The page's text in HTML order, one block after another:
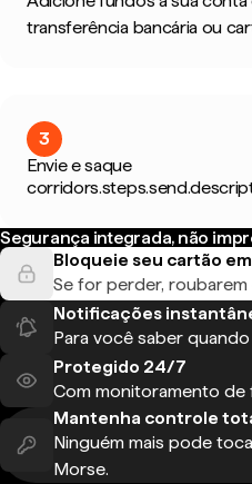
transferência bancária ou
3
Envie e saque
Segurança integrada, não
Bloqueie seu cartão
Se for perder,
Notificações
Para você saber
Protegido 24/7
Com monitoramento de
Mantenha controle
Ninguém mais pode
Morse.